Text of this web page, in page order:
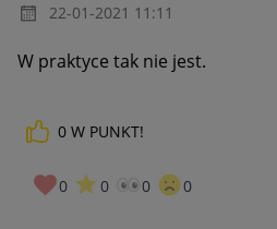
‎22-01-2021 11:11
W praktyce tak nie jest.
0 W PUNKT!
0 0 0 0